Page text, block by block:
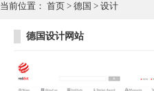
当前位置： 首页 > 德国 > 设计
德国设计网站